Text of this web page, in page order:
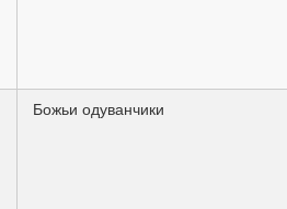
Божьи одуванчики